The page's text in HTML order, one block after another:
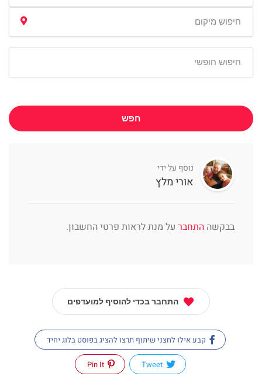
חפש
נוסף על ידי
אורי מלץ
בבקשה התחבר על מנת לראות פרטי החשבון.
התחבר בכדי להוסיף למועדפים
קבע אילו לחצני שיתוף תרצו להציג בפוסט בלוג יחיד
Tweet
Pin It